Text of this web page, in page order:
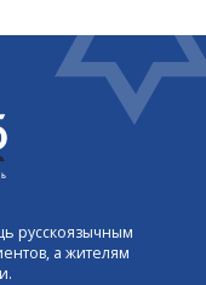
русскоязычным
а жителям